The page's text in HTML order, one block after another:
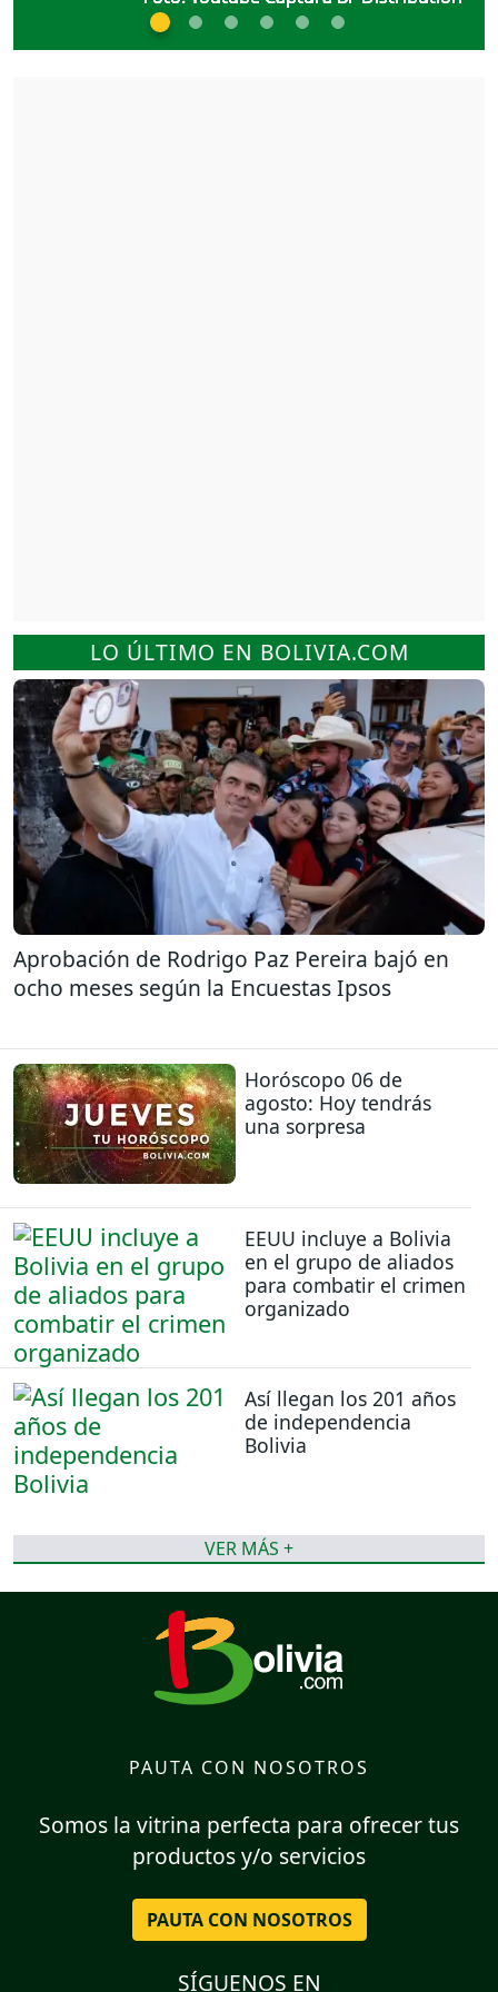
LO ÚLTIMO EN BOLIVIA.COM
Aprobación de Rodrigo Paz Pereira bajó en
ocho meses según la Encuestas Ipsos
Horóscopo 06 de
agosto: Hoy tendrás
una sorpresa
EEUU incluye a Bolivia
en el grupo de aliados
para combatir el crimen
organizado
Así llegan los 201 años
de independencia
Bolivia
VER MÁS +
PAUTA CON NOSOTROS
Somos la vitrina perfecta para ofrecer tus
productos y/o servicios
PAUTA CON NOSOTROS
SÍGUENOS EN